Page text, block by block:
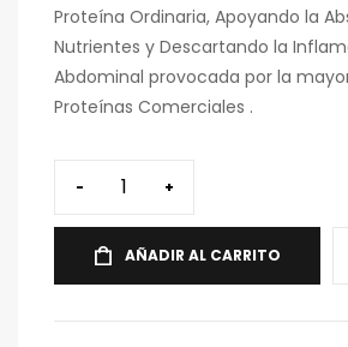
Proteína Ordinaria, Apoyando la
Nutrientes y Descartando la
Abdominal provocada por la
Proteínas Comerciales .
- +
AÑADIR AL CARRITO